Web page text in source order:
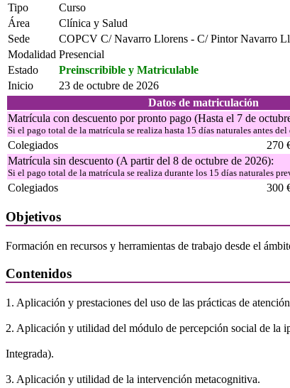
Tipo
Curso
Área
Clínica y Salud
Sede
COPCV C/ Navarro Llorens - C/ Pintor Navarro
Modalidad Presencial
Estado
Preinscribible y Matriculable
Inicio
23 de octubre de 2026
Datos de matriculación
Matrícula con descuento por pronto pago (Hasta el 7 de
Si el pago total de la matrícula se realiza hasta 15 días naturales antes
Colegiados
270
Matrícula sin descuento (A partir del 8 de octubre de 2026):
Si el pago total de la matrícula se realiza durante los 15 días naturales
Colegiados 300
Objetivos
Formación en recursos y herramientas de trabajo desde el
Contenidos
1. Aplicación y prestaciones del uso de las prácticas de
2. Aplicación y utilidad del módulo de percepción social de la
Integrada).
3. Aplicación y utilidad de la intervención metacognitiva.